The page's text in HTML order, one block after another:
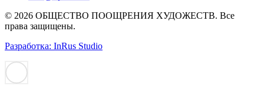
© 2026 ОБЩЕСТВО ПООЩРЕНИЯ ХУДОЖЕСТВ. Все
права защищены.
Разработка: InRus Studio